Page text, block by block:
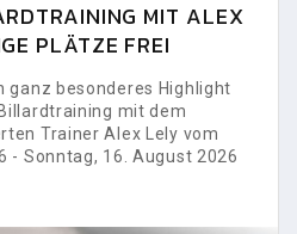
MIT ALEX
PLÄTZE FREI
ganz besonderes Highlight
mit dem
Trainer Alex Lely vom
- Sonntag, 16. August 2026